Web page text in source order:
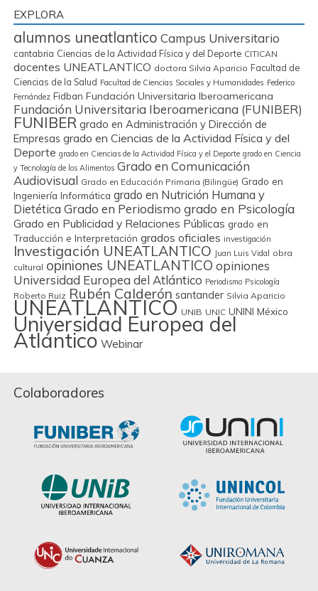
EXPLORA
alumnos uneatlantico Campus Universitario
cantabria Ciencias de la Actividad Física y del Deporte CITICAN
docentes UNEATLANTICO doctora Silvia Aparicio Facultad de
Ciencias de la Salud Facultad de Ciencias Sociales y Humanidades Federico
Fernández Fidban Fundación Universitaria Iberoamericana
Fundación Universitaria Iberoamericana (FUNIBER)
FUNIBER grado en Administración y Dirección de
Empresas grado en Ciencias de la Actividad Física y del
Deporte grado en Ciencias de la Actividad Física y el Deporte grado en Ciencia
y Tecnología de los Alimentos Grado en Comunicación
Audiovisual Grado en Educación Primaria (Bilingüe) Grado en
Ingeniería Informática grado en Nutrición Humana y
Dietética Grado en Periodismo grado en Psicología
Grado en Publicidad y Relaciones Públicas grado en
Traducción e Interpretación grados oficiales investigación
Investigación UNEATLANTICO Juan Luis Vidal
obra
cultural opiniones UNEATLANTICO opiniones
Universidad Europea del Atlántico Periodismo Psicología
Roberto Ruiz Rubén Calderón santander Silvia Aparicio
UNEATLANTICO UNIB UNIC UNINI México
Universidad Europea del
Atlántico Webinar
Colaboradores